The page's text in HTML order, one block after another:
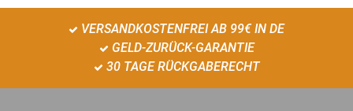
VERSANDKOSTENFREI AB 99€ IN DE
GELD-ZURÜCK-GARANTIE
30 TAGE RÜCKGABERECHT